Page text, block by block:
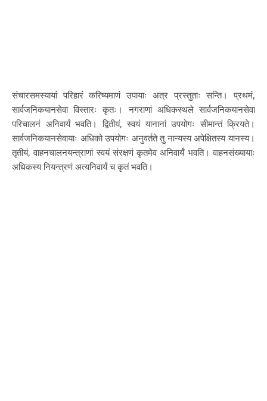
संचारसमस्यायां परिहारं करिष्यमाणं उपायाः अत्र प्रस्तुताः सन्ति। प्रथमं,
सार्वजनिकयानसेवा विस्तारः कृतः। नगराणां अधिकस्थले सार्वजनिकयानसेवा
परिचालनं अनिवार्यं भवति। द्वितीयं, स्वयं यानानां उपयोगः सीमान्तं क्रियते।
सार्वजनिकयानसेवायाः अधिको उपयोगः अनुवर्तते तु नान्यस्य अपेक्षितस्य यानस्य।
तृतीयं, वाहनचालनयन्त्राणां स्वयं संरक्षणं कृतमेव अनिवार्यं भवति। वाहनसंख्यायाः
अधिकस्य नियन्त्रणं अत्यनिवार्यं च कृतं भवति।